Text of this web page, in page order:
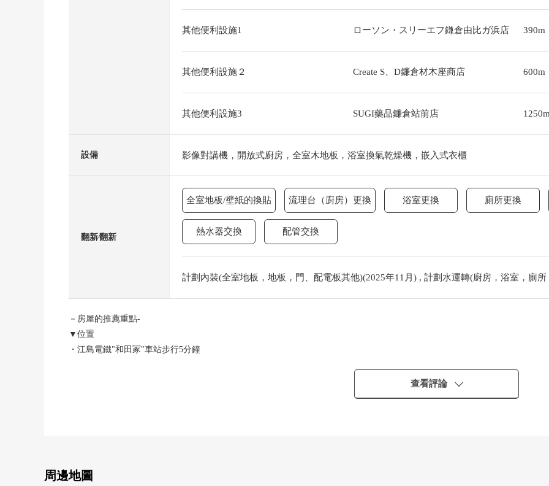
其他便利設施1 ローソン・スリーエフ鎌倉由比ガ浜店 390m
其他便利設施２ Create S、D鐮倉材木座商店 600m
其他便利設施3 SUGI藥品鐮倉站前店
設備 影像對講機，開放式廚房，全室木地板，浴室換氣乾燥機，嵌入式衣櫃
翻新⁄翻新
全室地板/壁紙的換貼 流理台（廚房）更換 浴室更換 廁所更換
熱水器交換 配管交換
計劃內裝(全室地板，地板，門、配電板其他)(2025年11月) , 計劃水運轉(廚房，浴室，廁
－房屋的推薦重點-
▼位置
・江島電鐵"和田冢"車站步行5分鐘
查看評論
周邊地圖